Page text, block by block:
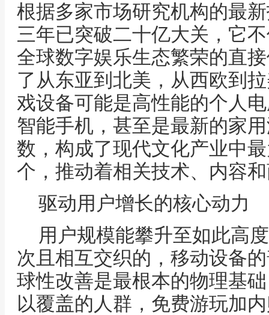
根据多家市场研究机构的最
三年已突破二十亿大关，它
全球数字娱乐生态繁荣的直
了从东亚到北美，从西欧到
戏设备可能是高性能的个人
智能手机，甚至是最新的家
数，构成了现代文化产业中
个，推动着相关技术、内容
驱动用户增长的核心动力
用户规模能攀升至如此高
次且相互交织的，移动设备
球性改善是最根本的物理基
以覆盖的人群，免费游玩加